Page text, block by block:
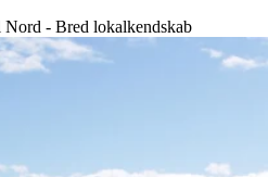
Nord - Bred lokalkendskab